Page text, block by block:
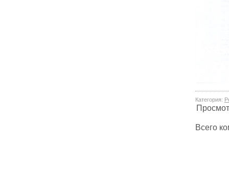
Категория:
Всего